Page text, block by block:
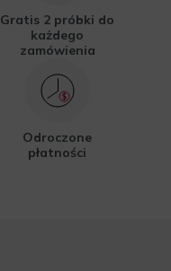
Gratis 2 próbki do
każdego
zamówienia
Odroczone
płatności